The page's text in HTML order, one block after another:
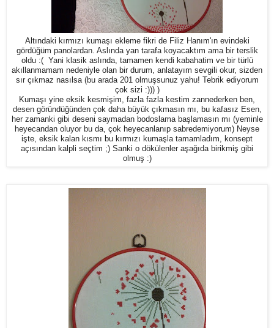
Altındaki kırmızı kumaşı ekleme fikri de Filiz Hanım'ın evindeki
gördüğüm panolardan. Aslında yan tarafa koyacaktım ama bir terslik
oldu :( Yani klasik aslında, tamamen kendi kabahatim ve bir türlü
akıllanmamam nedeniyle olan bir durum, anlatayım sevgili okur, sizden
sır çıkmaz nasılsa (bu arada 201 olmuşsunuz yahu! Tebrik ediyorum
çok sizi :))) )
Kumaşı yine eksik kesmişim, fazla fazla kestim zannederken ben,
desen göründüğünden çok daha büyük çıkmasın mı, bu kafasız Esen,
her zamanki gibi deseni saymadan bodoslama başlamasın mı (yeminle
heyecandan oluyor bu da, çok heyecanlanıp sabredemiyorum) Neyse
işte, eksik kalan kısmı bu kırmızı kumaşla tamamladım, konsept
açısından kalpli seçtim ;) Sanki o dökülenler aşağıda birikmiş gibi
olmuş :)